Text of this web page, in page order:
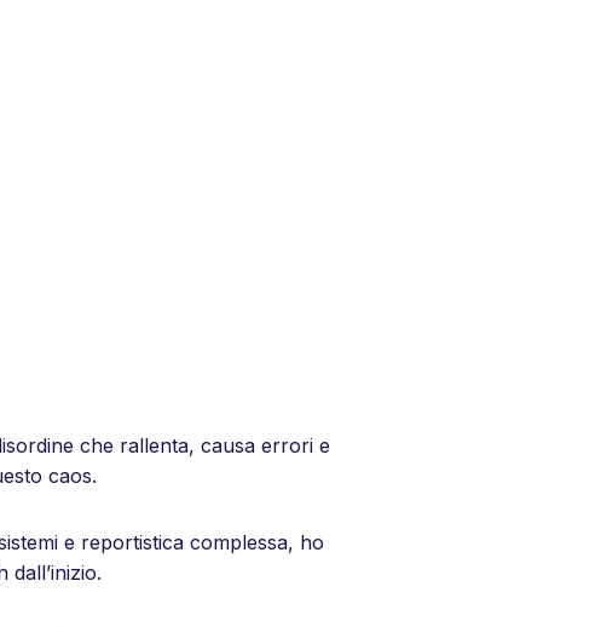
che rallenta, causa errori e
caos.
e reportistica complessa, ho